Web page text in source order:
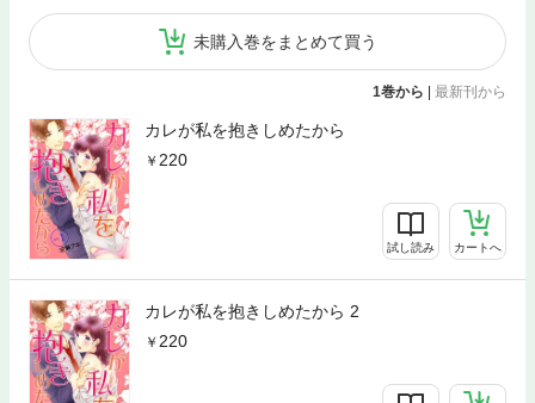
未購入巻をまとめて買う
1巻から | 最新刊から
カレが私を抱きしめたから
220
試し読み カートへ
カレが私を抱きしめたから 2
220